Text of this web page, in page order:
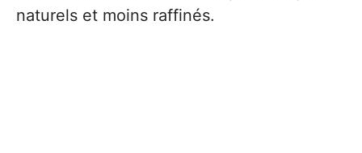
naturels et moins raffinés.